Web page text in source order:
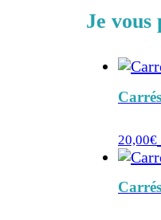
Je vous
20,00€